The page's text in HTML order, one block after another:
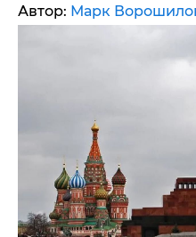
Автор: Марк